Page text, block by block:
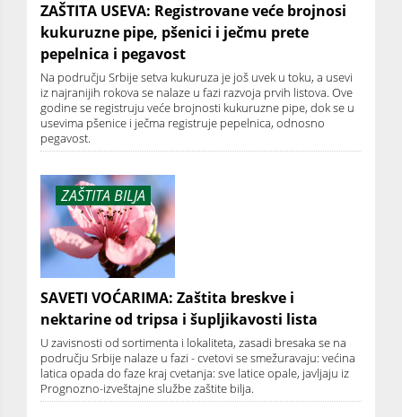
ZAŠTITA USEVA: Registrovane veće brojnosi
kukuruzne pipe, pšenici i ječmu prete
pepelnica i pegavost
Na području Srbije setva kukuruza je još uvek u toku, a usevi
iz najranijih rokova se nalaze u fazi razvoja prvih listova. Ove
godine se registruju veće brojnosti kukuruzne pipe, dok se u
usevima pšenice i ječma registruje pepelnica, odnosno
pegavost.
ZAŠTITA BILJA
SAVETI VOĆARIMA: Zaštita breskve i
nektarine od tripsa i šupljikavosti lista
U zavisnosti od sortimenta i lokaliteta, zasadi bresaka se na
području Srbije nalaze u fazi - cvetovi se smežuravaju: većina
latica opada do faze kraj cvetanja: sve latice opale, javljaju iz
Prognozno-izveštajne službe zaštite bilja.